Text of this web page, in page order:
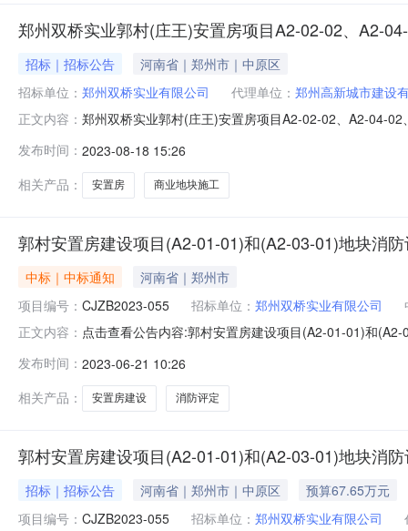
郑州双桥实业郭村(庄王)安置房项目A2-02-02、A2-
招标｜招标公告
河南省｜郑州市｜中原区
招标单位： 郑州双桥实业有限公司 代理单位： 郑州高新城市建设
正文内容： 郑州双桥实业郭村(庄王)安置房项目A2-02-02、A2-04-
区管理委员会批准建设，招标人为郑州双桥实业有限公
发布时间： 2023-08-18 15:26
相关产品：
安置房 商业地块施工
郭村安置房建设项目(A2-01-01)和(A2-03-01)地块消
中标｜中标通知
河南省｜郑州市
项目编号： CJZB2023-055 招标单位： 郑州双桥实业有限公司
正文内容： 点击查看公告内容:郭村安置房建设项目(A2-01-01)和
和(A2-03-01)地块消防评定项目:中标人：河南凡达工程
发布时间： 2023-06-21 10:26
相关产品：
安置房建设 消防评定
郭村安置房建设项目(A2-01-01)和(A2-03-01)地块消
招标｜招标公告 河南省｜郑州市｜中原区
预算67.65万元
项目编号： CJZB2023-055 招标单位： 郑州双桥实业有限公司